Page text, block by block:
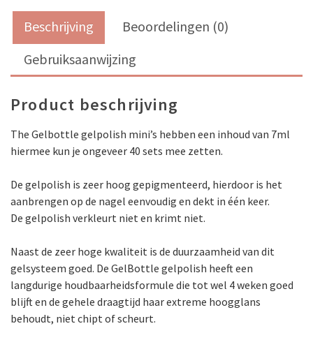
Beschrijving
Beoordelingen (0)
Gebruiksaanwijzing
Product beschrijving
The Gelbottle gelpolish mini’s hebben een inhoud van 7ml
hiermee kun je ongeveer 40 sets mee zetten.
De gelpolish is zeer hoog gepigmenteerd, hierdoor is het
aanbrengen op de nagel eenvoudig en dekt in één keer.
De gelpolish verkleurt niet en krimt niet.
Naast de zeer hoge kwaliteit is de duurzaamheid van dit
gelsysteem goed. De GelBottle gelpolish heeft een
langdurige houdbaarheidsformule die tot wel 4 weken goed
blijft en de gehele draagtijd haar extreme hoogglans
behoudt, niet chipt of scheurt.